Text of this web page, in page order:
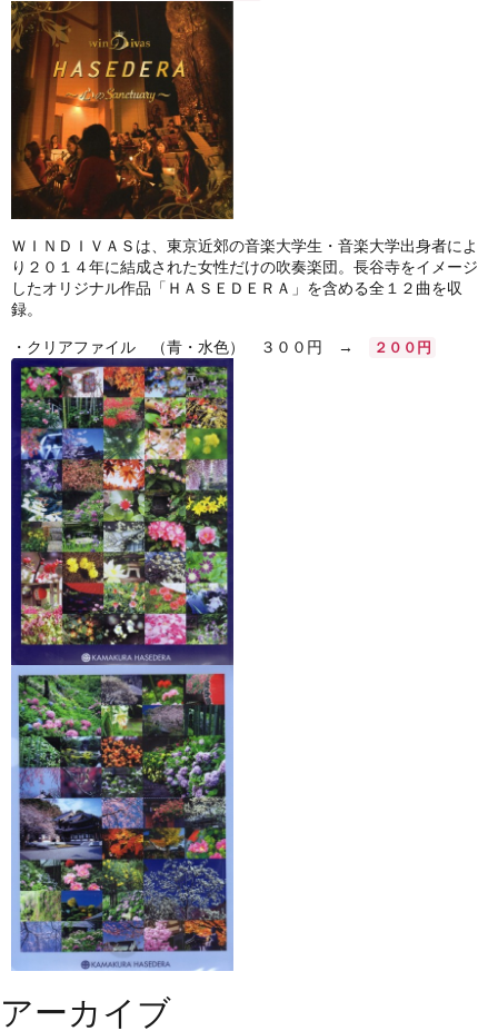
ＷＩＮＤＩＶＡＳは、東京近郊の音楽大学生・音楽大学出身者によ
り２０１４年に結成された女性だけの吹奏楽団。長谷寺をイメージ
したオリジナル作品「ＨＡＳＥＤＥＲＡ」を含める全１２曲を収
録。
・クリアファイル （青・水色） ３００円 → ２００円
アーカイブ